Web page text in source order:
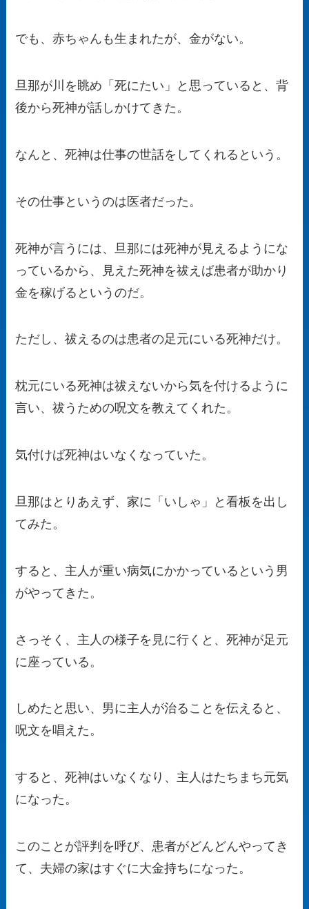
でも、赤ちゃんも生まれたが、金がない。
旦那が川を眺め「死にたい」と思っていると、背
後から死神が話しかけてきた。
なんと、死神は仕事の世話をしてくれるという。
その仕事というのは医者だった。
死神が言うには、旦那には死神が見えるようにな
っているから、見えた死神を祓えば患者が助かり
金を稼げるというのだ。
ただし、祓えるのは患者の足元にいる死神だけ。
枕元にいる死神は祓えないから気を付けるように
言い、祓うための呪文を教えてくれた。
気付けば死神はいなくなっていた。
旦那はとりあえず、家に「いしゃ」と看板を出し
てみた。
すると、主人が重い病気にかかっているという男
がやってきた。
さっそく、主人の様子を見に行くと、死神が足元
に座っている。
しめたと思い、男に主人が治ることを伝えると、
呪文を唱えた。
すると、死神はいなくなり、主人はたちまち元気
になった。
このことが評判を呼び、患者がどんどんやってき
て、夫婦の家はすぐに大金持ちになった。